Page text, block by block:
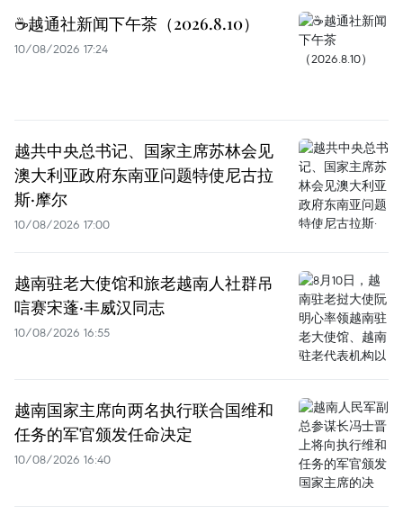
☕️越通社新闻下午茶（2026.8.10）
10/08/2026 17:24
越共中央总书记、国家主席苏林会见
澳大利亚政府东南亚问题特使尼古拉
斯·摩尔
10/08/2026 17:00
越南驻老大使馆和旅老越南人社群吊
唁赛宋蓬·丰威汉同志
10/08/2026 16:55
越南国家主席向两名执行联合国维和
任务的军官颁发任命决定
10/08/2026 16:40